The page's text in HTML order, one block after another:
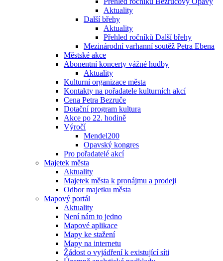
Aktuality
Další břehy
Aktuality
Přehled ročníků Další břehy
Mezinárodní varhanní soutěž Petra Ebena
Městské akce
Abonentní koncerty vážné hudby
Aktuality
Kulturní organizace města
Kontakty na pořadatele kulturních akcí
Cena Petra Bezruče
Dotační program kultura
Akce po 22. hodině
Výročí
Mendel200
Opavský kongres
Pro pořadatelé akcí
Majetek města
Aktuality
Majetek města k pronájmu a prodeji
Odbor majetku města
Mapový portál
Aktuality
Není nám to jedno
Mapové aplikace
Mapy ke stažení
Mapy na internetu
Žádost o vyjádření k existující síti